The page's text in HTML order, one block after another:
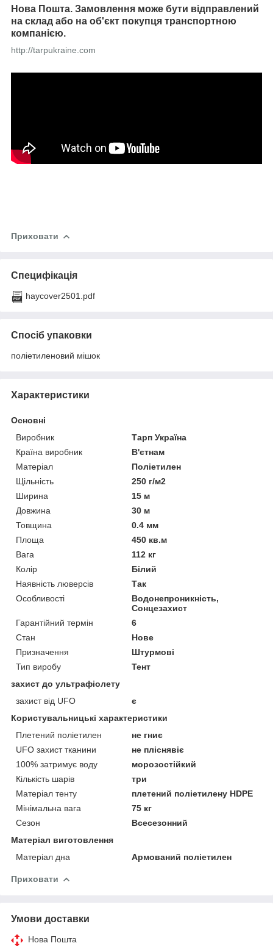
Нова Пошта. Замовлення може бути відправлений
на склад або на об'єкт покупця транспортною
компанією.
http://tarpukraine.com
Приховати
Специфікація
haycover2501.pdf
Спосіб упаковки
поліетиленовий мішок
Характеристики
Основні
Виробник
Тарп Україна
Країна виробник
В'єтнам
Матеріал
Поліетилен
Щільність
250 г/м2
Ширина
15 м
Довжина
30 м
Товщина
0.4 мм
Площа
450 кв.м
Вага
112 кг
Колір
Білий
Наявність люверсів
Так
Особливості
Водонепроникність,
Сонцезахист
Гарантійний термін
6
Стан
Нове
Призначення
Штурмові
Тип виробу
Тент
захист до ультрафіолету
захист від UFO
є
Користувальницькі характеристики
Плетений поліетилен
не гниє
UFO захист тканини
не пліснявіє
100% затримує воду
морозостійкий
Кількість шарів
три
Матеріал тенту
плетений поліетилену HDPE
Мінімальна вага
75 кг
Сезон
Всесезонний
Матеріал виготовлення
Матеріал дна
Армований поліетилен
Приховати
Умови доставки
Нова Пошта